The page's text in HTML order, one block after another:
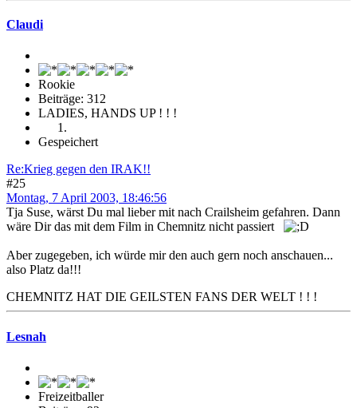
Claudi
Rookie
Beiträge: 312
LADIES, HANDS UP ! ! !
Gespeichert
Re:Krieg gegen den IRAK!!
#25
Montag, 7 April 2003, 18:46:56
Tja Suse, wärst Du mal lieber mit nach Crailsheim gefahren. Dann
wäre Dir das mit dem Film in Chemnitz nicht passiert
Aber zugegeben, ich würde mir den auch gern noch anschauen...
also Platz da!!!
CHEMNITZ HAT DIE GEILSTEN FANS DER WELT ! ! !
Lesnah
Freizeitballer